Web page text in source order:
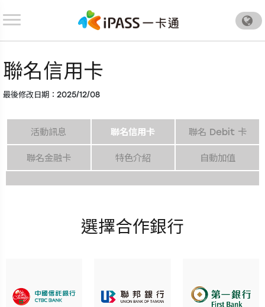
.
聯名信用卡
最後修改日期：2025/12/08
活動訊息 聯名信用卡 聯名 Debit 卡
聯名金融卡 特色介紹 自動加值
選擇合作銀行